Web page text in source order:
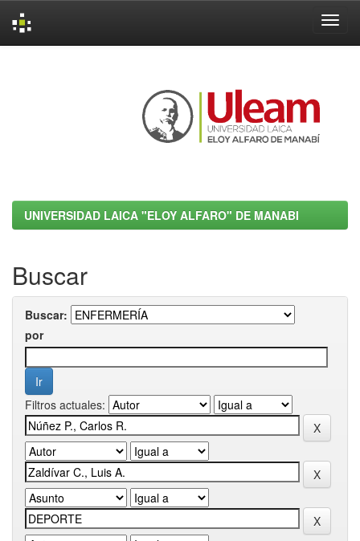
UNIVERSIDAD LAICA "ELOY ALFARO" DE MANABI
Buscar
Buscar:
por
Filtros actuales: